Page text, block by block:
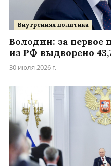
Внутренняя политика
Володин: за первое
из РФ выдворено
30 июля 2026 г.